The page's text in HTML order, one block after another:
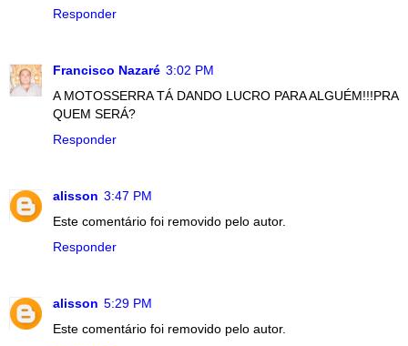
Responder
Francisco Nazaré 3:02 PM
A MOTOSSERRA TÁ DANDO LUCRO PARA ALGUÉM!!!PRA
QUEM SERÁ?
Responder
alisson 3:47 PM
Este comentário foi removido pelo autor.
Responder
alisson 5:29 PM
Este comentário foi removido pelo autor.